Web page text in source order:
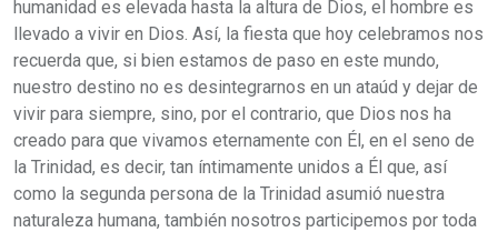
humanidad es elevada hasta la altura de Dios, el hombre es
llevado a vivir en Dios. Así, la fiesta que hoy celebramos nos
recuerda que, si bien estamos de paso en este mundo,
nuestro destino no es desintegrarnos en un ataúd y dejar de
vivir para siempre, sino, por el contrario, que Dios nos ha
creado para que vivamos eternamente con Él, en el seno de
la Trinidad, es decir, tan íntimamente unidos a Él que, así
como la segunda persona de la Trinidad asumió nuestra
naturaleza humana, también nosotros participemos por toda